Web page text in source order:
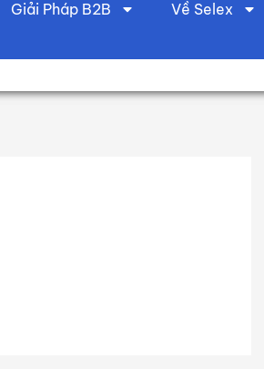
Giải Pháp B2B Về Selex